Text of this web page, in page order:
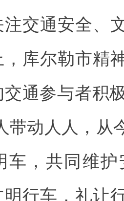
交通安全、
，库尔勒市精
通参与者积
带动人人，从
车，共同维
行车，礼让